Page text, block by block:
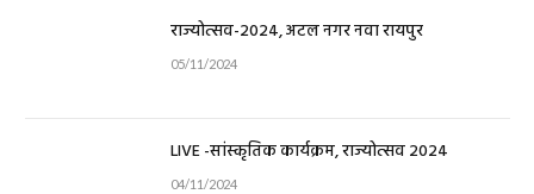
राज्योत्सव-2024, अटल नगर नवा रायपुर
05/11/2024
LIVE -सांस्कृतिक कार्यक्रम, राज्योत्सव 2024
04/11/2024